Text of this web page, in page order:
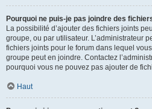
Pourquoi ne puis-je pas joindre des
La possibilité d’ajouter des fichiers joints
groupe, ou par utilisateur. L’administrateur
fichiers joints pour le forum dans lequel
groupe peut en joindre. Contactez
pourquoi vous ne pouvez pas ajouter de
Haut